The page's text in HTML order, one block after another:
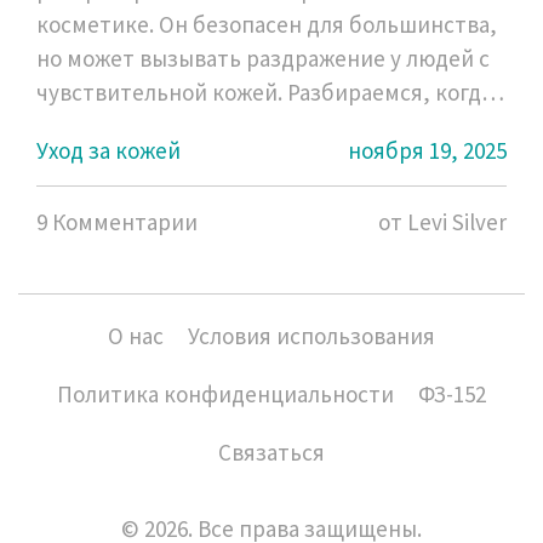
косметике. Он безопасен для большинства,
но может вызывать раздражение у людей с
чувствительной кожей. Разбираемся, когда
Уход за кожей
ноября 19, 2025
9 Комментарии от Levi Silver
О нас
Условия использования
Политика конфиденциальности
ФЗ-152
Связаться
© 2026. Все права защищены.